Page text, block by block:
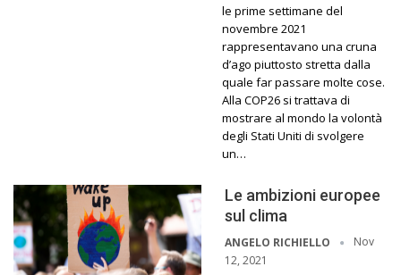
le prime settimane del
novembre 2021
rappresentavano una cruna
d’ago piuttosto stretta dalla
quale far passare molte cose.
Alla COP26 si trattava di
mostrare al mondo la volontà
degli Stati Uniti di svolgere
un…
Le ambizioni europee
sul clima
ANGELO RICHIELLO
Nov
12, 2021